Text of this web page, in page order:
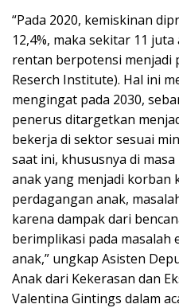
“Pada 2020, kemiskinan
12,4%, maka sekitar 11
rentan berpotensi menjadi
Reserch Institute). Hal ini
mengingat pada 2030,
penerus ditargetkan
bekerja di sektor sesuai
saat ini, khususnya di
anak yang menjadi korban
perdagangan anak,
karena dampak dari
berimplikasi pada masalah
anak,” ungkap Asisten
Anak dari Kekerasan dan
Valentina Gintings dalam